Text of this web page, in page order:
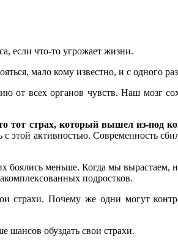
если что-то угрожает жизни.
мало кому известно, и с одного
от всех органов чувств. Наш мозг
тот страх, который вышел из-под
этой активностью. Современность
меньше. Когда мы вырастаем,
подростков.
страхи. Почему же одни могут
шансов обуздать свои страхи.